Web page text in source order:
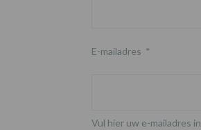
E-mailadres *
Vul hier uw e-mailadres in